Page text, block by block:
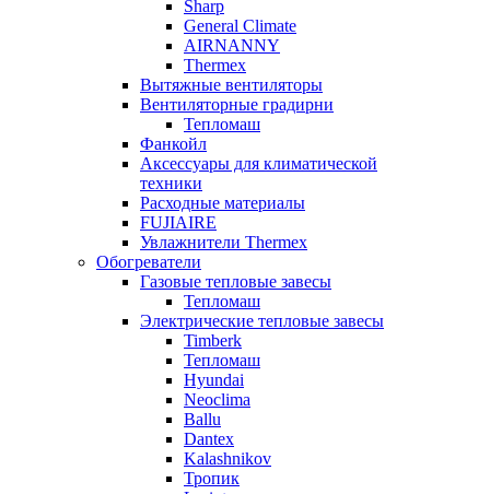
Sharp
General Climate
AIRNANNY
Thermex
Вытяжные вентиляторы
Вентиляторные градирни
Тепломаш
Фанкойл
Аксессуары для климатической
техники
Расходные материалы
FUJIAIRE
Увлажнители Thermex
Обогреватели
Газовые тепловые завесы
Тепломаш
Электрические тепловые завесы
Timberk
Тепломаш
Hyundai
Neoclima
Ballu
Dantex
Kalashnikov
Тропик